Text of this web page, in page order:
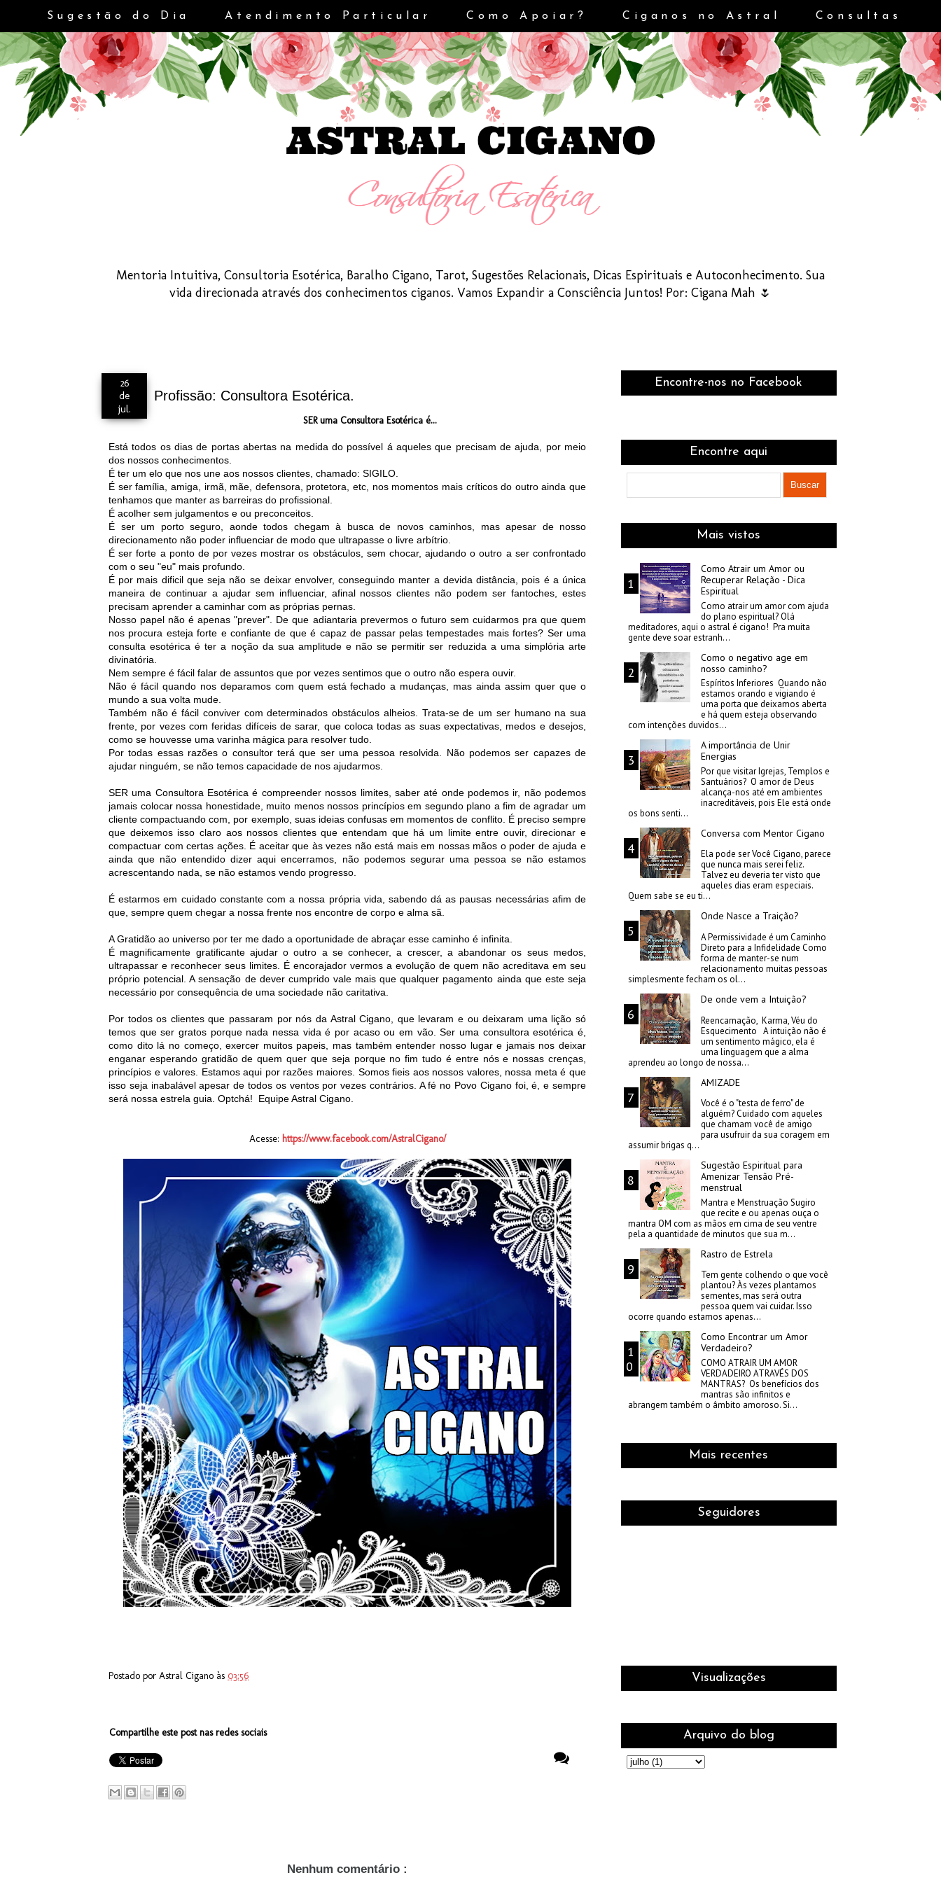
Mentoria Intuitiva, Consultoria Esotérica, Baralho Cigano, Tarot, Sugestões Relacionais, Dicas Espirituais e Autoconhecimento. Sua
vida direcionada através dos conhecimentos ciganos. Vamos Expandir a Consciência Juntos! Por: Cigana Mah 🌷
Sugestão do Dia Atendimento Particular Como Apoiar? Ciganos no Astral Consultas
26
de
jul.
Profissão: Consultora Esotérica.
SER uma Consultora Esotérica é...
Está todos os dias de portas abertas na medida do possível á aqueles que precisam de ajuda, por meio
dos nossos conhecimentos.
É ter um elo que nos une aos nossos clientes, chamado: SIGILO.
É ser família, amiga, irmã, mãe, defensora, protetora, etc, nos momentos mais críticos do outro ainda que
tenhamos que manter as barreiras do profissional.
É acolher sem julgamentos e ou preconceitos.
É ser um porto seguro, aonde todos chegam à busca de novos caminhos, mas apesar de nosso
direcionamento não poder influenciar de modo que ultrapasse o livre arbítrio.
É ser forte a ponto de por vezes mostrar os obstáculos, sem chocar, ajudando o outro a ser confrontado
com o seu "eu" mais profundo.
É por mais dificil que seja não se deixar envolver, conseguindo manter a devida distância, pois é a única
maneira de continuar a ajudar sem influenciar, afinal nossos clientes não podem ser fantoches, estes
precisam aprender a caminhar com as próprias pernas.
Nosso papel não é apenas "prever". De que adiantaria prevermos o futuro sem cuidarmos pra que quem
nos procura esteja forte e confiante de que é capaz de passar pelas tempestades mais fortes? Ser uma
consulta esotérica é ter a noção da sua amplitude e não se permitir ser reduzida a uma simplória arte
divinatória.
Nem sempre é fácil falar de assuntos que por vezes sentimos que o outro não espera ouvir.
Não é fácil quando nos deparamos com quem está fechado a mudanças, mas ainda assim quer que o
mundo a sua volta mude.
Também não é fácil conviver com determinados obstáculos alheios. Trata-se de um ser humano na sua
frente, por vezes com feridas difíceis de sarar, que coloca todas as suas expectativas, medos e desejos,
como se houvesse uma varinha mágica para resolver tudo.
Por todas essas razões o consultor terá que ser uma pessoa resolvida. Não podemos ser capazes de
ajudar ninguém, se não temos capacidade de nos ajudarmos.
SER uma Consultora Esotérica é compreender nossos limites, saber até onde podemos ir, não podemos
jamais colocar nossa honestidade, muito menos nossos princípios em segundo plano a fim de agradar um
cliente compactuando com, por exemplo, suas ideias confusas em momentos de conflito. É preciso sempre
que deixemos isso claro aos nossos clientes que entendam que há um limite entre ouvir, direcionar e
compactuar com certas ações. É aceitar que às vezes não está mais em nossas mãos o poder de ajuda e
ainda que não entendido dizer aqui encerramos, não podemos segurar uma pessoa se não estamos
acrescentando nada, se não estamos vendo progresso.
É estarmos em cuidado constante com a nossa própria vida, sabendo dá as pausas necessárias afim de
que, sempre quem chegar a nossa frente nos encontre de corpo e alma sã.
A Gratidão ao universo por ter me dado a oportunidade de abraçar esse caminho é infinita.
É magnificamente gratificante ajudar o outro a se conhecer, a crescer, a abandonar os seus medos,
ultrapassar e reconhecer seus limites. É encorajador vermos a evolução de quem não acreditava em seu
próprio potencial. A sensação de dever cumprido vale mais que qualquer pagamento ainda que este seja
necessário por consequência de uma sociedade não caritativa.
Por todos os clientes que passaram por nós da Astral Cigano, que levaram e ou deixaram uma lição só
temos que ser gratos porque nada nessa vida é por acaso ou em vão. Ser uma consultora esotérica é,
como dito lá no começo, exercer muitos papeis, mas também entender nosso lugar e jamais nos deixar
enganar esperando gratidão de quem quer que seja porque no fim tudo é entre nós e nossas crenças,
princípios e valores. Estamos aqui por razões maiores. Somos fieis aos nossos valores, nossa meta é que
isso seja inabalável apesar de todos os ventos por vezes contrários. A fé no Povo Cigano foi, é, e sempre
será nossa estrela guia. Optchá! Equipe Astral Cigano.
Acesse: https://www.facebook.com/AstralCigano/
Postado por Astral Cigano às 03:56
Compartilhe este post nas redes sociais
Nenhum comentário :
Encontre-nos no Facebook
Encontre aqui
Mais vistos
Como Atrair um Amor ou
Recuperar Relação - Dica
Espiritual
Como atrair um amor com ajuda
do plano espiritual? Olá
meditadores, aqui o astral é cigano! Pra muita
gente deve soar estranh...
Como o negativo age em
nosso caminho?
Espíritos Inferiores Quando não
estamos orando e vigiando é
uma porta que deixamos aberta
e há quem esteja observando
com intenções duvidos...
A importância de Unir
Energias
Por que visitar Igrejas, Templos e
Santuários? O amor de Deus
alcança-nos até em ambientes
inacreditáveis, pois Ele está onde
os bons senti...
Conversa com Mentor Cigano
Ela pode ser Você Cigano, parece
que nunca mais serei feliz.
Talvez eu deveria ter visto que
aqueles dias eram especiais.
Quem sabe se eu ti...
Onde Nasce a Traição?
A Permissividade é um Caminho
Direto para a Infidelidade Como
forma de manter-se num
relacionamento muitas pessoas
simplesmente fecham os ol...
De onde vem a Intuição?
Reencarnação, Karma, Véu do
Esquecimento A intuição não é
um sentimento mágico, ela é
uma linguagem que a alma
aprendeu ao longo de nossa...
AMIZADE
Você é o "testa de ferro" de
alguém? Cuidado com aqueles
que chamam você de amigo
para usufruir da sua coragem em
assumir brigas q...
Sugestão Espiritual para
Amenizar Tensão Pré-
menstrual
Mantra e Menstruação Sugiro
que recite e ou apenas ouça o
mantra OM com as mãos em cima de seu ventre
pela a quantidade de minutos que sua m...
Rastro de Estrela
Tem gente colhendo o que você
plantou? Às vezes plantamos
sementes, mas será outra
pessoa quem vai cuidar. Isso
ocorre quando estamos apenas...
Como Encontrar um Amor
Verdadeiro?
COMO ATRAIR UM AMOR
VERDADEIRO ATRAVÉS DOS
MANTRAS? Os benefícios dos
mantras são infinitos e
abrangem também o âmbito amoroso. Si...
Mais recentes
Seguidores
Visualizações
Arquivo do blog